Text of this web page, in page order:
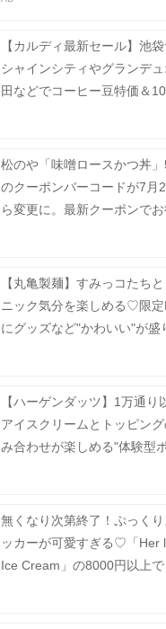
【カルディ最新セール】池
シャインシティやグランデ
田などでコーヒー豆特価＆
松のや「味噌ロースかつ丼
のクーポンバーコードが7月
ら変更に。最新クーポンでお
【丸亀製麺】すみっコたち
ニック気分を楽しめる♡限定
にグッズなど"かわいい"が盛
【ハーゲンダッツ】1万通り
アイスクリームとトッピング
み合わせが楽しめる"体験型
無くなり次第終了！ぷっく
ッカーが可愛すぎる♡「Her
Ice Cream」の8000円以上で